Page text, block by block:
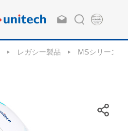
レガシー製品 MSシリーズ